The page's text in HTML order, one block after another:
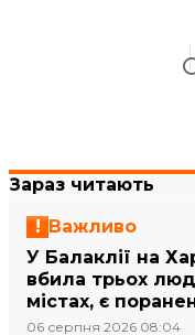
Зараз читають
Важливо
У Балаклії на
вбила трьох
містах, є
06 серпня 2026 08:04